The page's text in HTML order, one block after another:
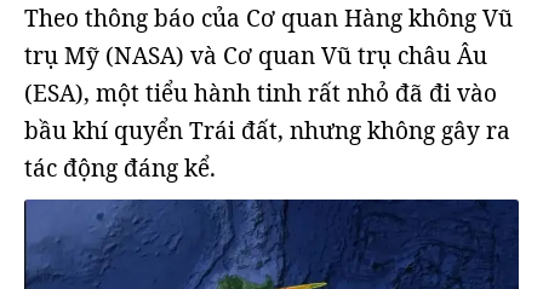
Theo thông báo của Cơ quan Hàng không Vũ
trụ Mỹ (NASA) và Cơ quan Vũ trụ châu Âu
(ESA), một tiểu hành tinh rất nhỏ đã đi vào
bầu khí quyển Trái đất, nhưng không gây ra
tác động đáng kể.